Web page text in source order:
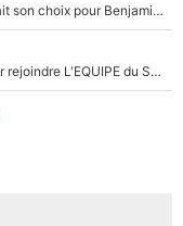
La Liga sur beIN Sports c’est terminé, DAZN a fait son choix pour Benjamin Da Silva et Omar Da Fonseca !
Raymond Domenech a posé ses conditions pour rejoindre L'EQUIPE du Soir : Il refuse de faire l'émission avec un autre chroniqueur !